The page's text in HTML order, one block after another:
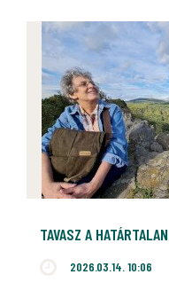
TAVASZ A
2026.03.14. 10:06